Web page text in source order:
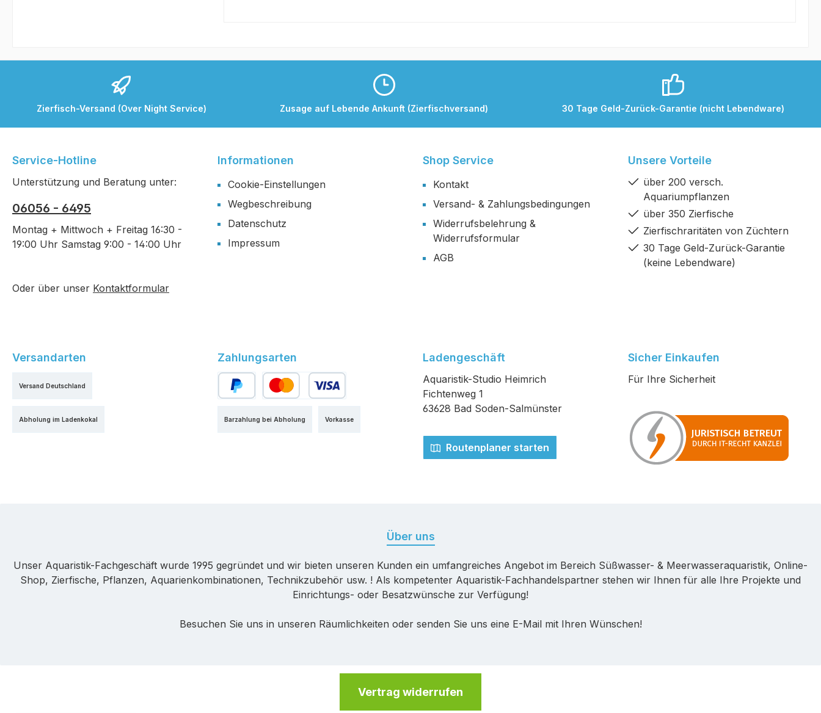
Zierfisch-Versand (Over Night Service) Zusage auf Lebende Ankunft (Zierfischversand) 30 Tage Geld-Zurück-Garantie (nicht Lebendware)
Service-Hotline
Unterstützung und Beratung unter:
06056 - 6495
Montag + Mittwoch + Freitag 16:30 -
19:00 Uhr Samstag 9:00 - 14:00 Uhr
Oder über unser Kontaktformular
Informationen
Cookie-Einstellungen
Wegbeschreibung
Datenschutz
Impressum
Shop Service
Kontakt
Versand- & Zahlungsbedingungen
Widerrufsbelehrung &
Widerrufsformular
AGB
Unsere Vorteile
über 200 versch.
Aquariumpflanzen
über 350 Zierfische
Zierfischraritäten von Züchtern
30 Tage Geld-Zurück-Garantie
(keine Lebendware)
Versandarten
Versand Deutschland
Abholung im Ladenkokal
Zahlungsarten
Vorkasse
Barzahlung bei Abholung
Ladengeschäft
Aquaristik-Studio Heimrich
Fichtenweg 1
63628 Bad Soden-Salmünster
Routenplaner starten
Sicher Einkaufen
Für Ihre Sicherheit
Über uns
Unser Aquaristik-Fachgeschäft wurde 1995 gegründet und wir bieten unseren Kunden ein umfangreiches Angebot im Bereich Süßwasser- & Meerwasseraquaristik, Online-
Shop, Zierfische, Pflanzen, Aquarienkombinationen, Technikzubehör usw. ! Als kompetenter Aquaristik-Fachhandelspartner stehen wir Ihnen für alle Ihre Projekte und
Einrichtungs- oder Besatzwünsche zur Verfügung!
Besuchen Sie uns in unseren Räumlichkeiten oder senden Sie uns eine E-Mail mit Ihren Wünschen!
Vertrag widerrufen